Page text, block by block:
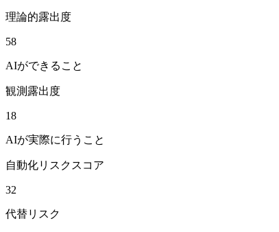
理論的露出度
58
AIができること
観測露出度
18
AIが実際に行うこと
自動化リスクスコア
32
代替リスク